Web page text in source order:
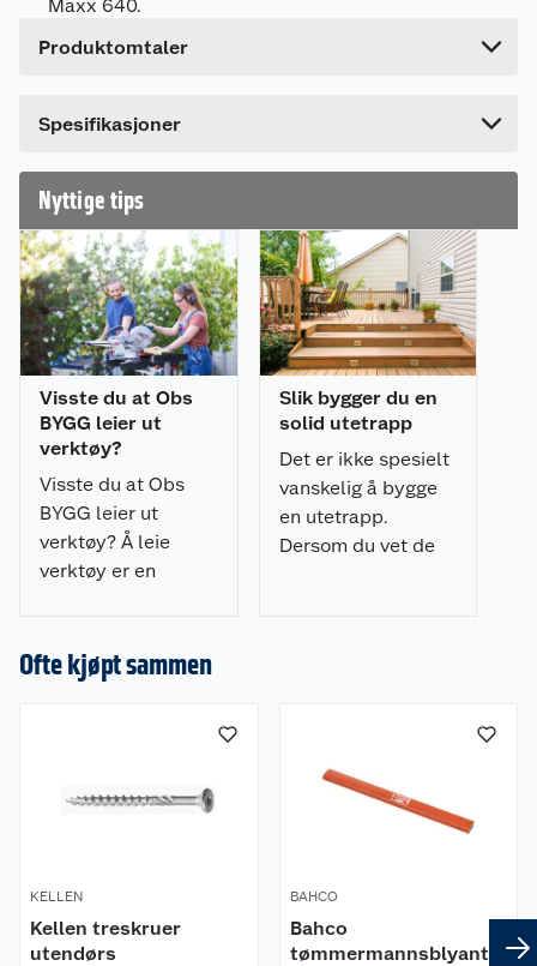
Maxx 640.
Produktomtaler
Dette produktet har ikke fått noen omtale ennå.
en omtale.
Spesifikasjoner
Nyttige tips
Visste du at Obs
BYGG leier ut
verktøy?
Visste du at Obs
BYGG leier ut
verktøy? Å leie
verktøy er en
gjort. Les mer om
hvordan du leier.
Slik bygger du en
solid utetrapp
Det er ikke spesielt
vanskelig å bygge
en utetrapp.
Dersom du vet de
Ofte kjøpt sammen
KELLEN
Kellen treskruer
utendørs
BAHCO
Bahco
tømmermannsblyant